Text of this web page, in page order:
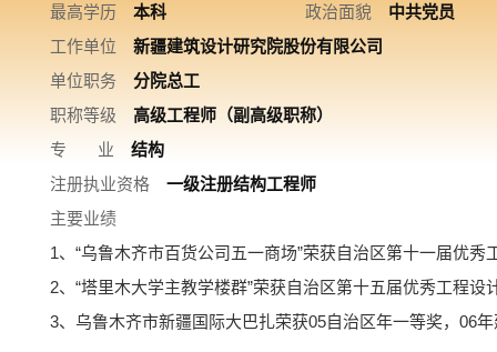
最高学历
本科 政治面貌
中共党员
工作单位
新疆建筑设计研究院股份有限公司
单位职务
分院总工
职称等级
高级工程师（副高级职称）
专 业
结构
注册执业资格
一级注册结构工程师
主要业绩
1、“乌鲁木齐市百货公司五一商场”荣获自治区第十一届优秀
2、“塔里木大学主教学楼群”荣获自治区第十五届优秀工程设
3、乌鲁木齐市新疆国际大巴扎荣获05自治区年一等奖，06